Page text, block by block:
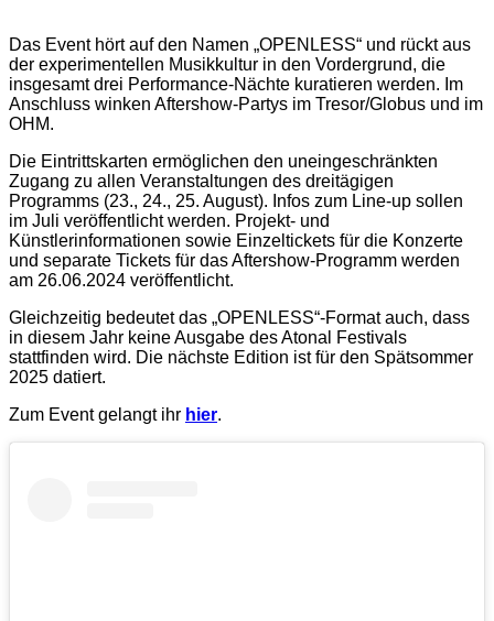
Das Event hört auf den Namen „OPENLESS“ und rückt aus
der experimentellen Musikkultur in den Vordergrund, die
insgesamt drei Performance-Nächte kuratieren werden. Im
Anschluss winken Aftershow-Partys im Tresor/Globus und im
OHM.
Die Eintrittskarten ermöglichen den uneingeschränkten
Zugang zu allen Veranstaltungen des dreitägigen
Programms (23., 24., 25. August). Infos zum Line-up sollen
im Juli veröffentlicht werden. Projekt- und
Künstlerinformationen sowie Einzeltickets für die Konzerte
und separate Tickets für das Aftershow-Programm werden
am 26.06.2024 veröffentlicht.
Gleichzeitig bedeutet das „OPENLESS“-Format auch, dass
in diesem Jahr keine Ausgabe des Atonal Festivals
stattfinden wird. Die nächste Edition ist für den Spätsommer
2025 datiert.
Zum Event gelangt ihr hier.